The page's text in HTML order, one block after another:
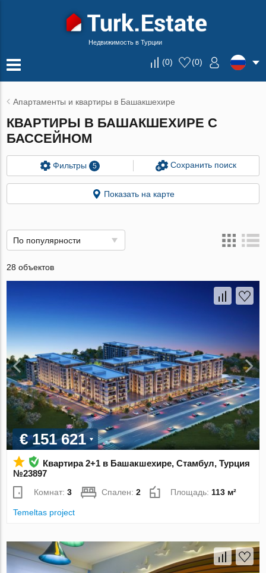
Недвижимость в Турции
(0) (0)
Апартаменты и квартиры в Башакшехире
КВАРТИРЫ В БАШАКШЕХИРЕ С
БАССЕЙНОМ
Фильтры 5 Сохранить поиск
Показать на карте
По популярности
28 объектов
€ 151 621
Квартира 2+1 в Башакшехире, Стамбул, Турция
№23897
Комнат:3 Спален:2 Площадь: 113 м²
Temeltas project